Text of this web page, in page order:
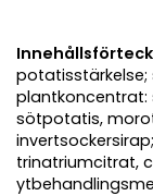
potatisstärkelse;
plantkoncentrat:
sötpotatis,
trinatriumcitrat,